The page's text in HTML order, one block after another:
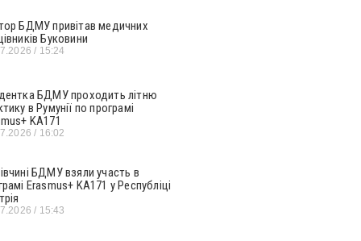
БДМУ привітав медичних
Буковини
15:24
БДМУ проходить літню
в Румунії по програмі
KA171
16:02
БДМУ взяли участь в
Erasmus+ KA171 у Республіці
15:43